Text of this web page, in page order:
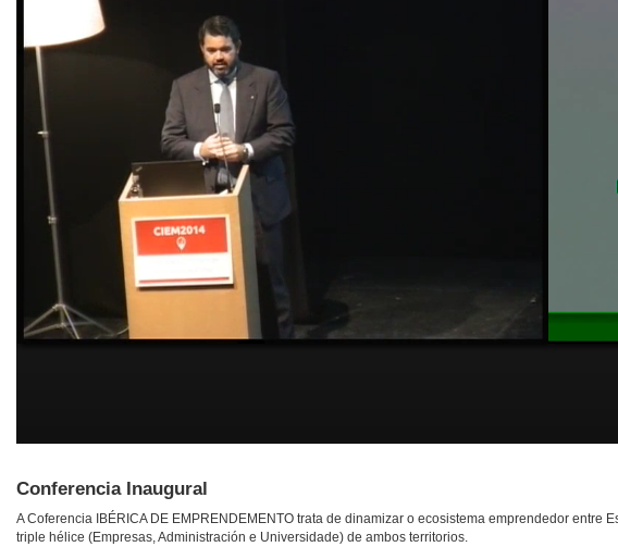
Conferencia Inaugural
A Coferencia IBÉRICA DE EMPRENDEMENTO trata de dinamizar o ecosistema emprendedor
triple hélice (Empresas, Administración e Universidade) de ambos territorios.